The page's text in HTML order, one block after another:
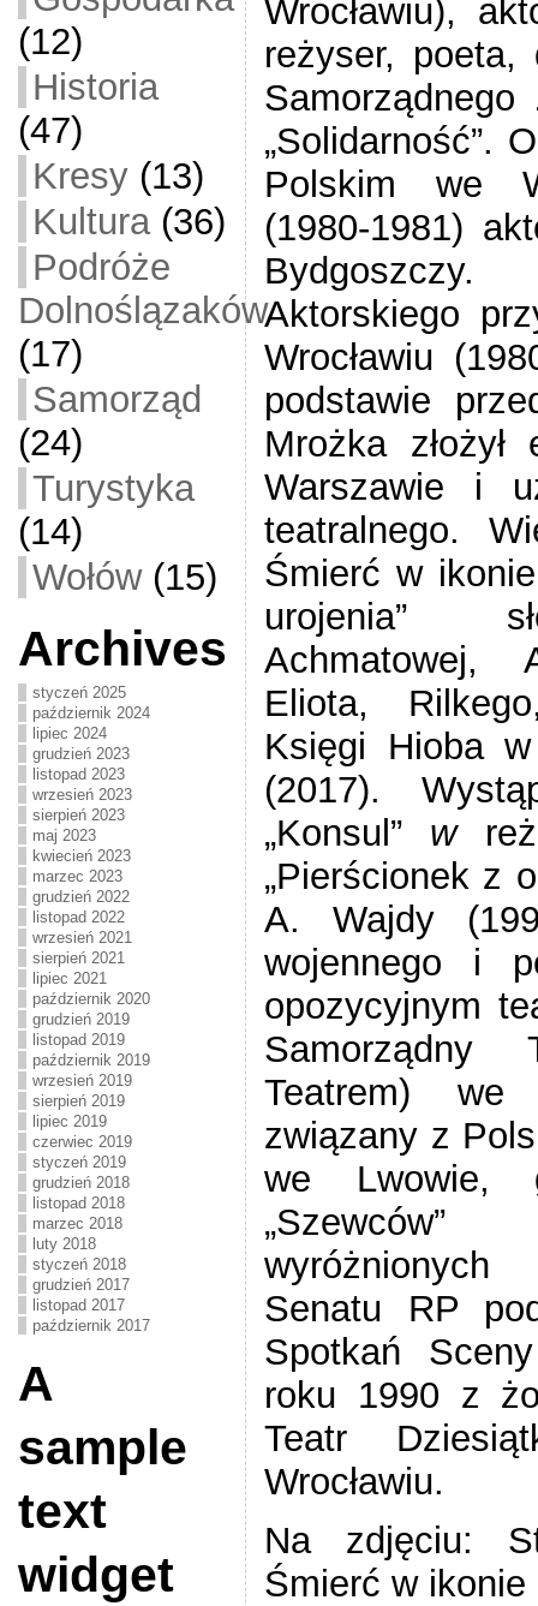
(12)
Historia
(47)
Kresy(13)
Kultura(36)
Podróże
Dolnoślązaków
(17)
Samorząd
(24)
Turystyka
(14)
Wołów(15)
Archives
styczeń 2025
październik 2024
lipiec 2024
grudzień 2023
listopad 2023
wrzesień 2023
sierpień 2023
maj 2023
kwiecień 2023
marzec 2023
grudzień 2022
listopad 2022
wrzesień 2021
sierpień 2021
lipiec 2021
październik 2020
grudzień 2019
listopad 2019
październik 2019
wrzesień 2019
sierpień 2019
lipiec 2019
czerwiec 2019
styczeń 2019
grudzień 2018
listopad 2018
marzec 2018
luty 2018
styczeń 2018
grudzień 2017
listopad 2017
październik 2017
A
sample
text
widget
Wrocławiu),
reżyser, poeta,
Samorządnego
„Solidarność”.
Polskim we
(1980-1981)
Bydgoszczy.
Aktorskiego
Wrocławiu
podstawie
Mrożka
Warszawie i
teatralnego.
Śmierć w
urojenia”
Achmatowej,
Eliota,
Księgi Hioba
(2017).
„Konsul”w
„Pierścionek z
A. Wajdy
wojennego i
opozycyjnym
Teatrem) we
związany z
we Lwowie,
„
wyróżnionych
Senatu RP
Spotkań
roku 1990 z
Teatr
Wrocławiu.
Na zdjęciu:
Śmierć w ikonie